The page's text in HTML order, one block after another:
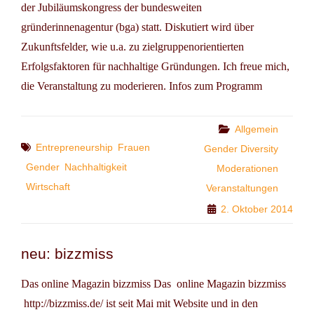
der Jubiläumskongress der bundesweiten
gründerinnenagentur (bga) statt. Diskutiert wird über
Zukunftsfelder, wie u.a. zu zielgruppenorientierten
Erfolgsfaktoren für nachhaltige Gründungen. Ich freue mich,
die Veranstaltung zu moderieren. Infos zum Programm
Tags
Entrepreneurship Frauen
Gender Nachhaltigkeit
Wirtschaft
Categories
Allgemein
Gender Diversity
Moderationen
Veranstaltungen
2. Oktober 2014
neu: bizzmiss
Das online Magazin bizzmiss Das online Magazin bizzmiss
http://bizzmiss.de/ ist seit Mai mit Website und in den